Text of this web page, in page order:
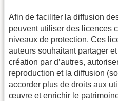
Afin de faciliter la diffusion
peuvent utiliser des licences
niveaux de protection. Ces
auteurs souhaitant partager
création par d’autres,
reproduction et la diffusion
accorder plus de droits aux
œuvre et enrichir le